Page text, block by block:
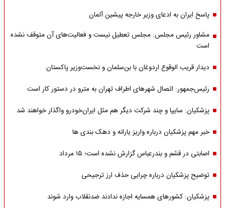
پاسخ ایران به ادعای وزیر خارجه پیشین آلمان
مشاور رئیس مجلس: مجلس تعطیل نیست و فعالیت‌های آن متوقف نشده
است
دیدار قریب الوقوع اردوغان با بن‌سلمان و نخست‌وزیر پاکستان
رئیس‌جمهور: اتصال شهرهای اطراف تهران به مترو در دستور کار است
پزشکیان: سایپا و چند شرکت دیگر هم مثل ایران‌خودرو واگذار خواهند شد
خبر مهم پزشکیان درباره واریز یارانه و دهک بندی ها
اصابتی در قشم و بندرعباس گزارش نشده است؛ ۱۵ مرداد
توضیح پزشکیان درباره چرایی حذف ارز ترجیحی
پزشکیان: کشورهای همسایه اجازه ندادند ضدنقلاب وارد شوند